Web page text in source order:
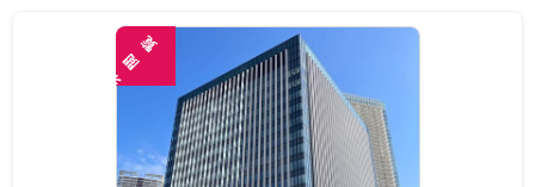
未
閲
覧